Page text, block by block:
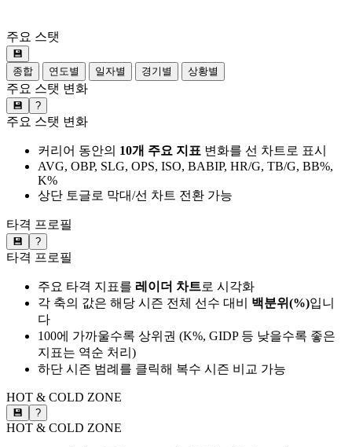
주요 스탯
💾
종합
연도별 일자별 경기별 상황별
주요 스탯 변화
💾 ?
주요 스탯 변화
커리어 동안의 10개 주요 지표 변화를 선 차트로 표시
AVG, OBP, SLG, OPS, ISO, BABIP, HR/G, TB/G, BB%,
K%
상단 토글로 막대/선 차트 전환 가능
타격 프로필
💾 ?
타격 프로필
주요 타격 지표를 레이더 차트로 시각화
각 축의 값은 해당 시즌 전체 선수 대비 백분위(%)입니
다
100에 가까울수록 상위권 (K%, GIDP 등 낮을수록 좋은
지표는 역순 처리)
하단 시즌 범례를 클릭해 복수 시즌 비교 가능
HOT & COLD ZONE
💾 ?
HOT & COLD ZONE